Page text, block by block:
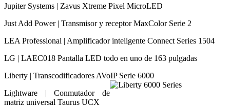
Jupiter Systems | Zavus Xtreme Pixel MicroLED
Just Add Power | Transmisor y receptor MaxColor Serie 2
LEA Professional | Amplificador inteligente Connect Series 1504
LG | LAEC018 Pantalla LED todo en uno de 163 pulgadas
Liberty | Transcodificadores AVoIP Serie 6000
Lightware | Conmutador de
matriz universal Taurus UCX